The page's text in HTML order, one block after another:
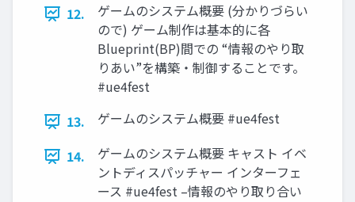
12.
ゲームのシステム概要 (分かりづらい
ので) ゲーム制作は基本的に各
Blueprint(BP)間での “情報のやり取
りあい”を構築・制御することです。
#ue4fest
13.
ゲームのシステム概要 #ue4fest
14.
ゲームのシステム概要 キャスト イベ
ントディスパッチャー インターフェ
ース #ue4fest –情報のやり取り合い